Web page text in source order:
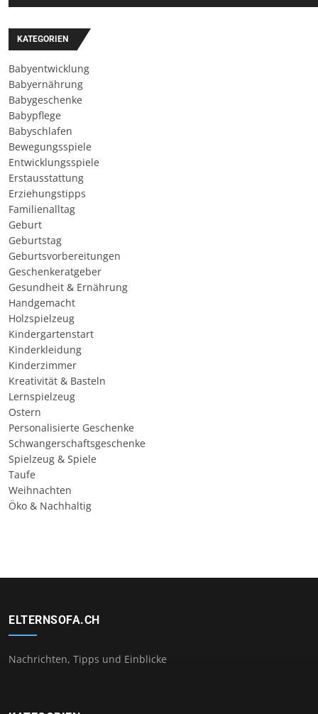
KATEGORIEN
Babyentwicklung
Babyernährung
Babygeschenke
Babypflege
Babyschlafen
Bewegungsspiele
Entwicklungsspiele
Erstausstattung
Erziehungstipps
Familienalltag
Geburt
Geburtstag
Geburtsvorbereitungen
Geschenkeratgeber
Gesundheit & Ernährung
Handgemacht
Holzspielzeug
Kindergartenstart
Kinderkleidung
Kinderzimmer
Kreativität & Basteln
Lernspielzeug
Ostern
Personalisierte Geschenke
Schwangerschaftsgeschenke
Spielzeug & Spiele
Taufe
Weihnachten
Öko & Nachhaltig
ELTERNSOFA.CH
Nachrichten, Tipps und Einblicke